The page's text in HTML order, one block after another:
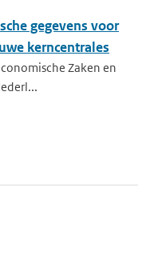
gegevens voor
kerncentrales
Zaken en